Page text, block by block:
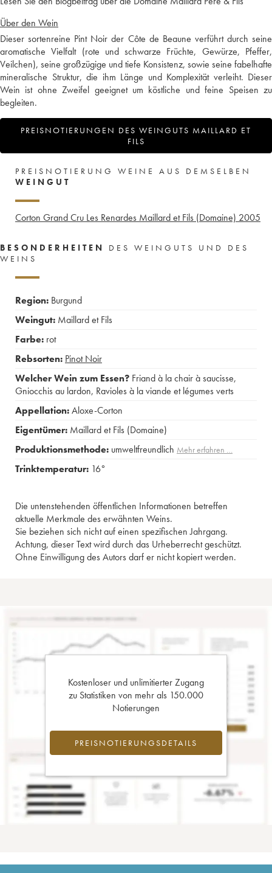
Über den Wein
Dieser sortenreine Pint Noir der Côte de Beaune verführt durch seine
aromatische Vielfalt (rote und schwarze Früchte, Gewürze, Pfeffer,
Veilchen), seine großzügige und tiefe Konsistenz, sowie seine fabelhafte
mineralische Struktur, die ihm Länge und Komplexität verleiht. Dieser
Wein ist ohne Zweifel geeignet um köstliche und feine Speisen zu
begleiten.
PREISNOTIERUNGEN DES WEINGUTS MAILLARD ET
FILS
PREISNOTIERUNG WEINE AUS DEMSELBEN
WEINGUT
Corton Grand Cru Les Renardes Maillard et Fils (Domaine) 2005
BESONDERHEITEN
DES WEINGUTS UND DES
WEINS
Region: Burgund
Weingut: Maillard et Fils
Farbe: rot
Rebsorten: Pinot Noir
Welcher Wein zum Essen? Friand à la chair à saucisse,
Gniocchis au lardon, Ravioles à la viande et légumes verts
Appellation:Aloxe-Corton
Eigentümer: Maillard et Fils (Domaine)
Produktionsmethode: umweltfreundlich Mehr erfahren …
Trinktemperatur: 16°
Die untenstehenden öffentlichen Informationen betreffen
aktuelle Merkmale des erwähnten Weins.
Sie beziehen sich nicht auf einen spezifischen Jahrgang.
Achtung, dieser Text wird durch das Urheberrecht geschützt.
Ohne Einwilligung des Autors darf er nicht kopiert werden.
Kostenloser und unlimitierter Zugang
zu Statistiken von mehr als 150.000
Notierungen
PREISNOTIERUNGSDETAILS